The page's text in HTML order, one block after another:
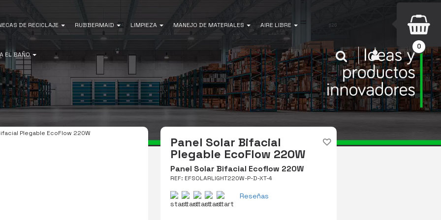
DE RECICLAJE RUBBERMAID LIMPIEZA MANEJO DE MATERIALES AIRE LIBRE
EL BAÑO INICIAR SESIÓN
Buscar
0
Plegable EcoFlow 220W
Panel Solar Bifacial
Plegable EcoFlow 220W
Panel Solar Bifacial Ecoflow 220W
REF: EFSOLARLIGHT220W-P-D-XT-4
Reseñas